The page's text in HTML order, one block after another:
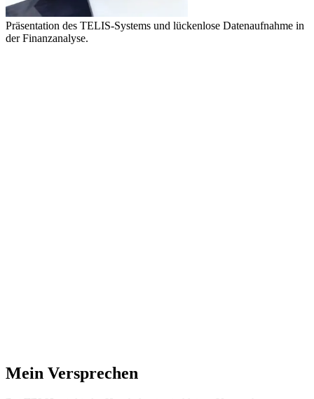
Präsentation des TELIS-Systems und lückenlose Datenaufnahme in
der Finanzanalyse.
Mein Versprechen